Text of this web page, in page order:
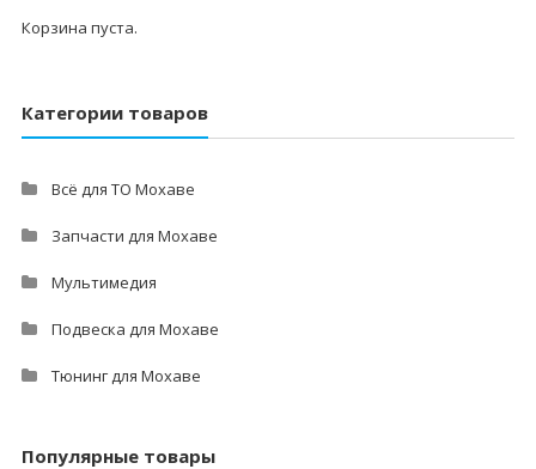
Корзина пуста.
Категории товаров
Всё для ТО Мохаве
Запчасти для Мохаве
Мультимедия
Подвеска для Мохаве
Тюнинг для Мохаве
Популярные товары